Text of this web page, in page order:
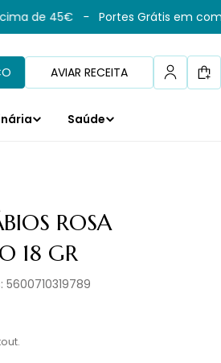
de 45€ - Portes Grátis em
AVIAR RECEITA
Saúde
ROSA
18 GR
5600710319789